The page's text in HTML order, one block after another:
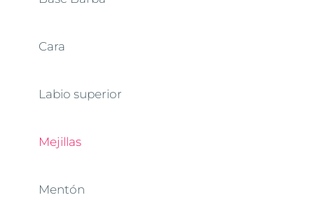
Cara
Labio superior
Mejillas
Mentón